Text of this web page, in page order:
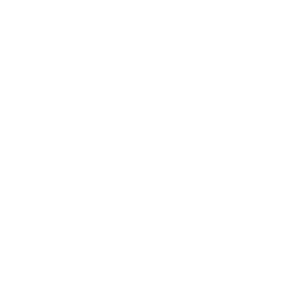
“Respecto a la
que parara el
independiente de si